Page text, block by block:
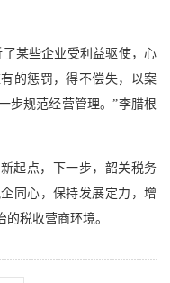
某些企业受利益驱使，心
的惩罚，得不偿失，以案
步规范经营管理。”李腊根
起点，下一步，韶关税务
同心，保持发展定力，增
税收营商环境。